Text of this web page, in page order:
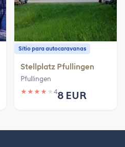
Sítio para autocaravanas
Stellplatz Pfullingen
Pfullingen
★ ★ ★ ★ ★ 48 EUR